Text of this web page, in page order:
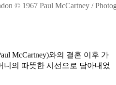
© 1967 Paul McCartney /
McCartney)와의 결혼 이후 가
니의 따뜻한 시선으로 담아내었